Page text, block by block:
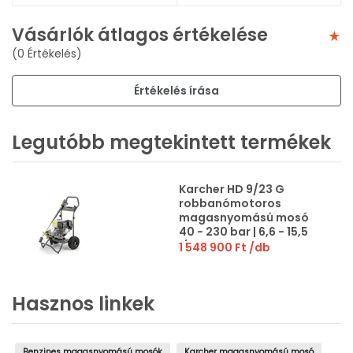
Vásárlók átlagos értékelése
(0 Értékelés)
Értékelés írása
Legutóbb megtekintett termékek
Karcher HD 9/23 G
robbanómotoros
magasnyomású mosó
40 - 230 bar | 6,6 - 15,5
l/perc | 4 ütemű
1 548 900 Ft /db
Hasznos linkek